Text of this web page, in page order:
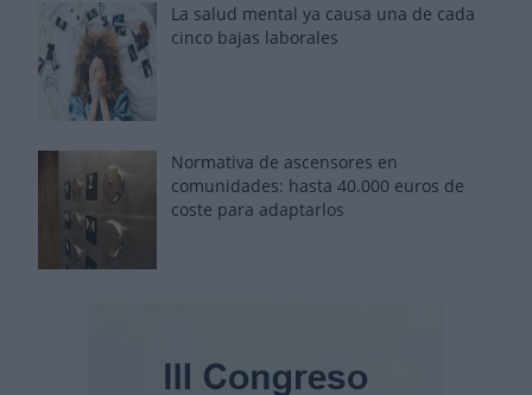
La salud mental ya causa una de cada
cinco bajas laborales
Normativa de ascensores en
comunidades: hasta 40.000 euros de
coste para adaptarlos